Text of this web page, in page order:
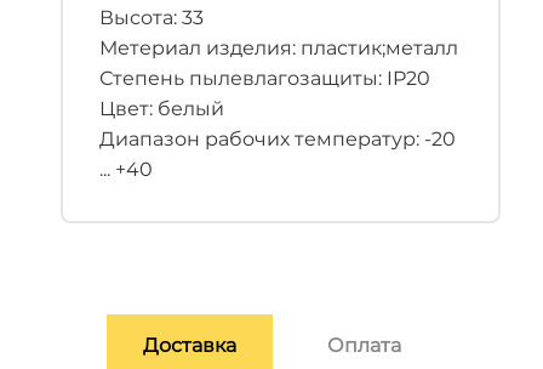
Высота: 33
Метериал изделия: пластик;металл
Степень пылевлагозащиты: IP20
Цвет: белый
Диапазон рабочих температур: -20
... +40
Доставка Оплата